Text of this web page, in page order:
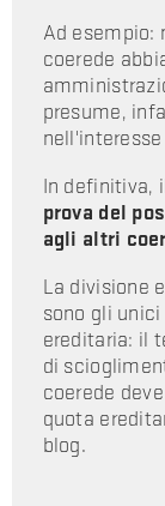
Ad esempio:
coerede
presume,
In definitiva,
prova del
agli altri
La divisione
sono gli
ereditaria: il
di
coerede
quota
blog.